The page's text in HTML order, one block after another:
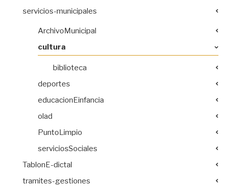
servicios-municipales
ArchivoMunicipal
cultura
biblioteca
deportes
educacionEinfancia
olad
PuntoLimpio
serviciosSociales
TablonE-dictal
tramites-gestiones